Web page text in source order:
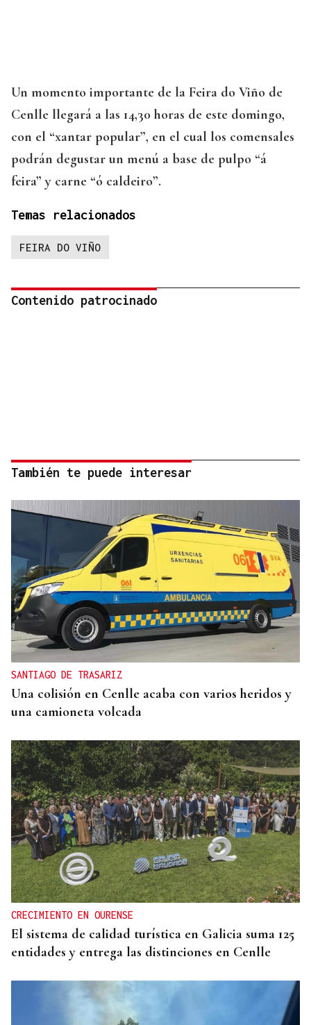
Un momento importante de la Feira do Viño de
Cenlle llegará a las 14,30 horas de este domingo,
con el “xantar popular”, en el cual los comensales
podrán degustar un menú a base de pulpo “á
feira” y carne “ó caldeiro”.
Temas relacionados
FEIRA DO VIÑO
Contenido patrocinado
También te puede interesar
SANTIAGO DE TRASARIZ
Una colisión en Cenlle acaba con varios heridos y
una camioneta volcada
CRECIMIENTO EN OURENSE
El sistema de calidad turística en Galicia suma 125
entidades y entrega las distinciones en Cenlle